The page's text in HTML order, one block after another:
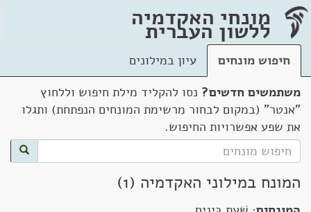
מונחי האקדמיה
ללשון העברית
חיפוש מונחים
עיון במילונים
משתמשים חדשים? נסו להקליד מילת חיפוש וללחוץ
"אנטר" (במקום לבחור מרשימת המונחים הנפתחת) ותגלו
את שפע אפשרויות החיפוש.
המונח במילוני האקדמיה (1)